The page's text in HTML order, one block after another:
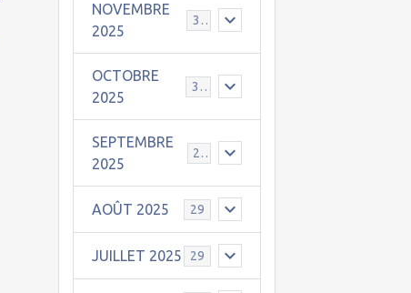
NOVEMBRE
2025
30
OCTOBRE
2025
31
SEPTEMBRE
2025
25
AOÛT 2025 29
JUILLET 2025 29